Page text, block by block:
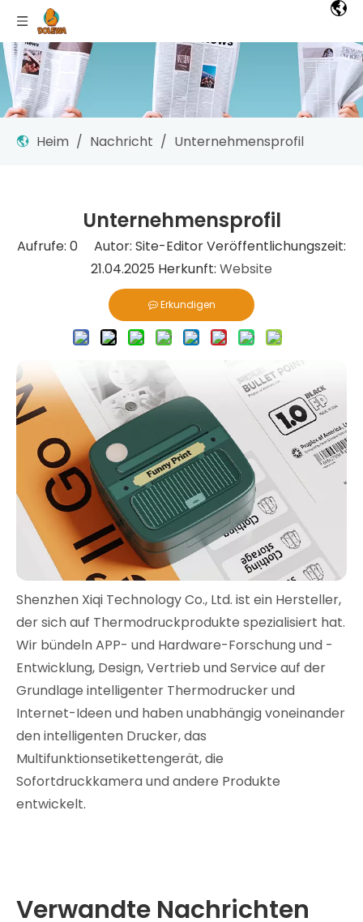
Heim / Nachricht / Unternehmensprofil
Unternehmensprofil
Aufrufe: 0 Autor: Site-Editor Veröffentlichungszeit:
21.04.2025 Herkunft: Website
Erkundigen
Shenzhen Xiqi Technology Co., Ltd. ist ein Hersteller,
der sich auf Thermodruckprodukte spezialisiert hat.
Wir bündeln APP- und Hardware-Forschung und -
Entwicklung, Design, Vertrieb und Service auf der
Grundlage intelligenter Thermodrucker und
Internet-Ideen und haben unabhängig voneinander
den intelligenten Drucker, das
Multifunktionsetikettengerät, die
Sofortdruckkamera und andere Produkte
entwickelt.
Verwandte Nachrichten